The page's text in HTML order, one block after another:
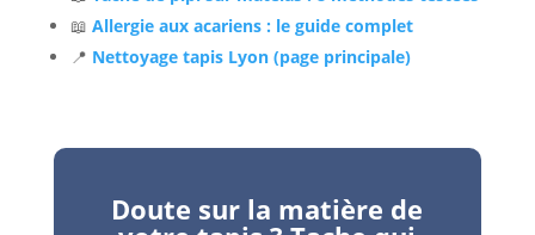
📖 Allergie aux acariens : le guide complet
📍 Nettoyage tapis Lyon (page principale)
Doute sur la matière de